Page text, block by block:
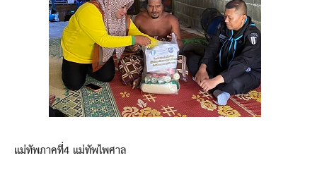
แม่ทัพภาคที่4 แม่ทัพไพศาล